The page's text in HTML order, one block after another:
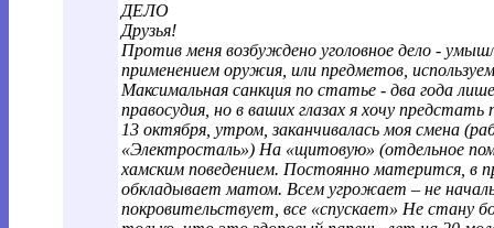
ДЕЛО
Друзья!
Против меня возбуждено уголовное дело -
применением оружия, или предметов,
Максимальная санкция по статье - два года
правосудия, но в ваших глазах я хочу предстать
13 октября, утром, заканчивалась моя смена
«Электросталь») На «щитовую» (отдельное
хамским поведением. Постоянно матерится, в
обкладывает матом. Всем угрожает – не
покровительствует, все «спускает» Не стану